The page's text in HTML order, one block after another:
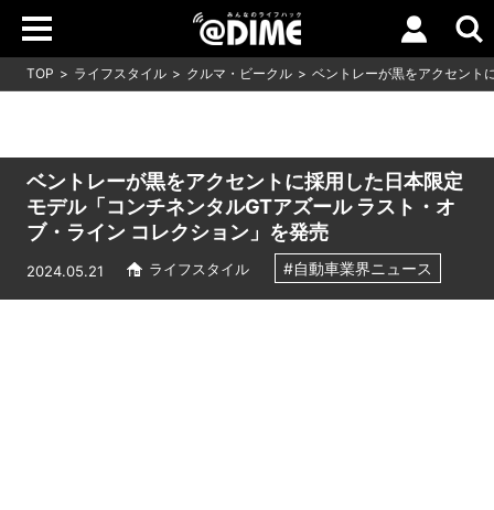
TOP ライフスタイル クルマ・ビークル ベントレーが黒をアクセント
ベントレーが黒をアクセントに採用した日本限定
モデル「コンチネンタルGTアズール ラスト・オ
ブ・ライン コレクション」を発売
2024.05.21 ライフスタイル #自動車業界ニュース